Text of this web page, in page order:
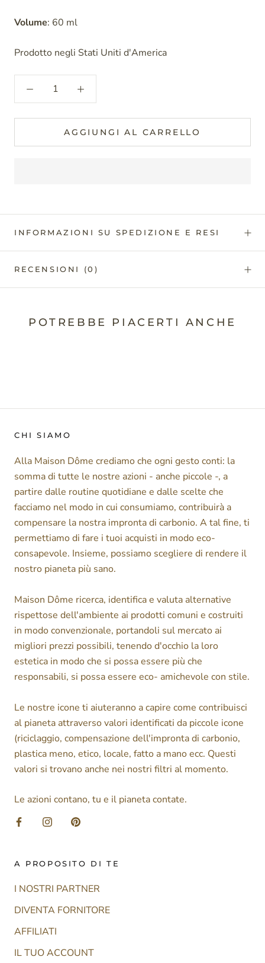
Volume: 60 ml
Prodotto negli Stati Uniti d'America
AGGIUNGI AL CARRELLO
INFORMAZIONI SU SPEDIZIONE E RESI
RECENSIONI (0)
POTREBBE PIACERTI ANCHE
CHI SIAMO
Alla Maison Dôme crediamo che ogni gesto conti: la
somma di tutte le nostre azioni - anche piccole -, a
partire dalle routine quotidiane e dalle scelte che
facciamo nel modo in cui consumiamo, contribuirà a
compensare la nostra impronta di carbonio. A tal fine, ti
permettiamo di fare i tuoi acquisti in modo eco-
consapevole. Insieme, possiamo scegliere di rendere il
nostro pianeta più sano.
Maison Dôme ricerca, identifica e valuta alternative
rispettose dell'ambiente ai prodotti comuni e costruiti
in modo convenzionale, portandoli sul mercato ai
migliori prezzi possibili, tenendo d'occhio la loro
estetica in modo che si possa essere più che
responsabili, si possa essere eco- amichevole con stile.
Le nostre icone ti aiuteranno a capire come contribuisci
al pianeta attraverso valori identificati da piccole icone
(riciclaggio, compensazione dell'impronta di carbonio,
plastica meno, etico, locale, fatto a mano ecc. Questi
valori si trovano anche nei nostri filtri al momento.
Le azioni contano, tu e il pianeta contate.
A PROPOSITO DI TE
I NOSTRI PARTNER
DIVENTA FORNITORE
AFFILIATI
IL TUO ACCOUNT